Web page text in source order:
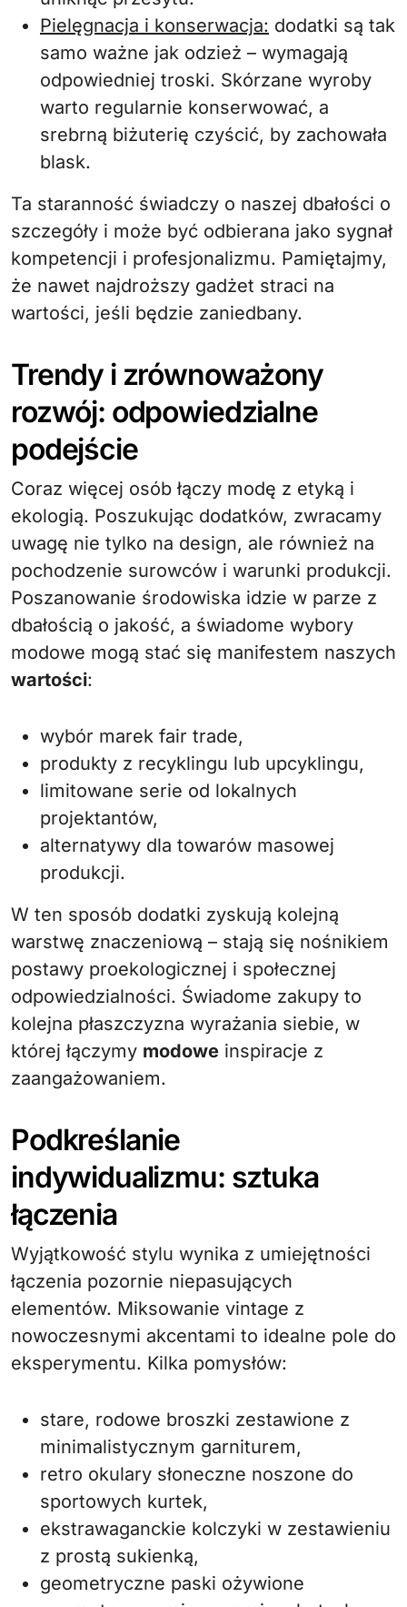
Pielęgnacja i konserwacja: dodatki są tak
samo ważne jak odzież – wymagają
odpowiedniej troski. Skórzane wyroby
warto regularnie konserwować, a
srebrną biżuterię czyścić, by zachowała
blask.
Ta staranność świadczy o naszej dbałości o
szczegóły i może być odbierana jako sygnał
kompetencji i profesjonalizmu. Pamiętajmy,
że nawet najdroższy gadżet straci na
wartości, jeśli będzie zaniedbany.
Trendy i zrównoważony
rozwój: odpowiedzialne
podejście
Coraz więcej osób łączy modę z etyką i
ekologią. Poszukując dodatków, zwracamy
uwagę nie tylko na design, ale również na
pochodzenie surowców i warunki produkcji.
Poszanowanie środowiska idzie w parze z
dbałością o jakość, a świadome wybory
modowe mogą stać się manifestem naszych
wartości:
wybór marek fair trade,
produkty z recyklingu lub upcyklingu,
limitowane serie od lokalnych
projektantów,
alternatywy dla towarów masowej
produkcji.
W ten sposób dodatki zyskują kolejną
warstwę znaczeniową – stają się nośnikiem
postawy proekologicznej i społecznej
odpowiedzialności. Świadome zakupy to
kolejna płaszczyzna wyrażania siebie, w
której łączymy modowe inspiracje z
zaangażowaniem.
Podkreślanie
indywidualizmu: sztuka
łączenia
Wyjątkowość stylu wynika z umiejętności
łączenia pozornie niepasujących
elementów. Miksowanie vintage z
nowoczesnymi akcentami to idealne pole do
eksperymentu. Kilka pomysłów:
stare, rodowe broszki zestawione z
minimalistycznym garniturem,
retro okulary słoneczne noszone do
sportowych kurtek,
ekstrawaganckie kolczyki w zestawieniu
z prostą sukienką,
geometryczne paski ożywione